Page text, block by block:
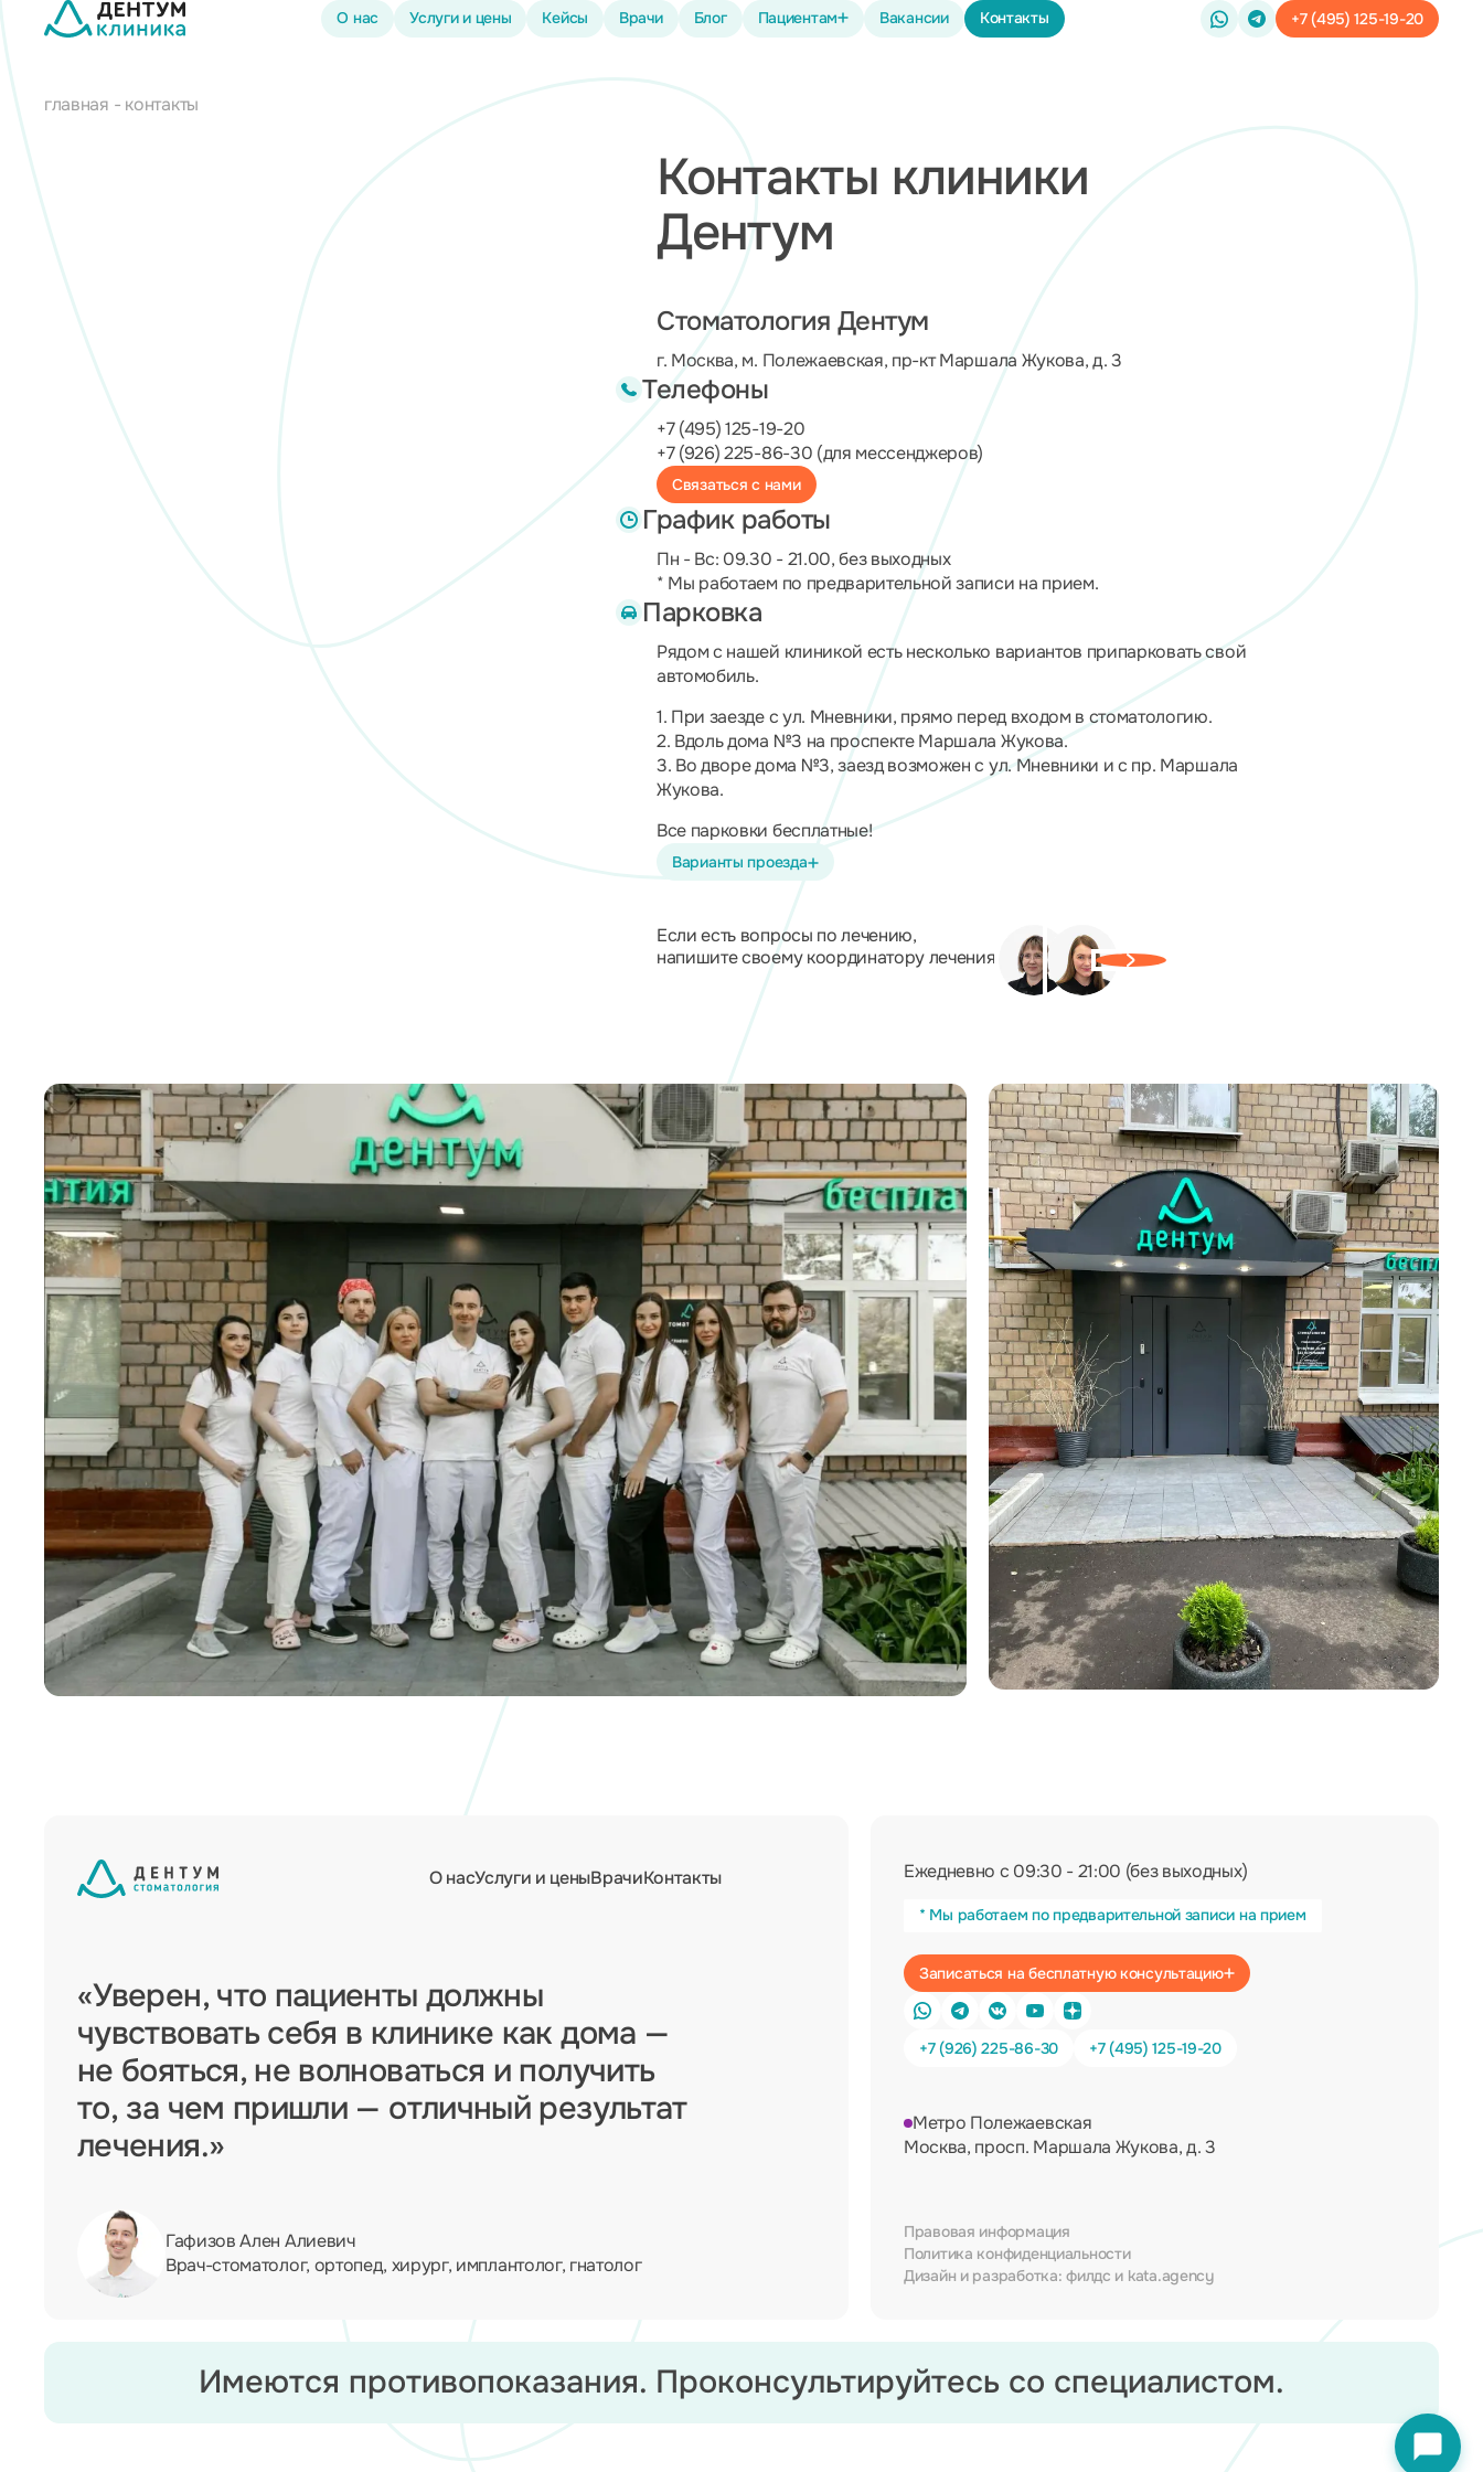
О нас Услуги и цены Кейсы Врачи Блог Пациентам Вакансии Контакты +7 (495) 125-19-20
главная контакты
Контакты клиники
Дентум
Стоматология Дентум
г. Москва, м. Полежаевская, пр-кт Маршала Жукова, д. 3
Телефоны
+7 (495) 125-19-20
+7 (926) 225-86-30 (для мессенджеров)
Связаться с нами
График работы
Пн - Вс: 09.30 - 21.00, без выходных
* Мы работаем по предварительной записи на прием.
Парковка
Рядом с нашей клиникой есть несколько вариантов припарковать свой
автомобиль.
1. При заезде с ул. Мневники, прямо перед входом в стоматологию.
2. Вдоль дома №3 на проспекте Маршала Жукова.
3. Во дворе дома №3, заезд возможен с ул. Мневники и с пр. Маршала
Жукова.
Все парковки бесплатные!
Варианты проезда
Если есть вопросы по лечению,
напишите своему координатору лечения
О насУслуги и ценыВрачиКонтакты
«Уверен, что пациенты должны
чувствовать себя в клинике как дома —
не бояться, не волноваться и получить
то, за чем пришли — отличный результат
лечения.»
Гафизов Ален Алиевич
Врач-стоматолог, ортопед, хирург, имплантолог, гнатолог
Ежедневно с 09:30 - 21:00 (без выходных)
* Мы работаем по предварительной записи на прием
Записаться на бесплатную консультацию
+7 (926) 225-86-30 +7 (495) 125-19-20
Метро Полежаевская
Москва, просп. Маршала Жукова, д. 3
Правовая информация
Политика конфиденциальности
Дизайн и разработка:филдс и kata.agency
Имеются противопоказания. Проконсультируйтесь со специалистом.